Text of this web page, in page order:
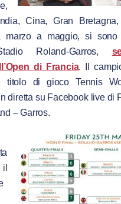
Cina, Gran
marzo a maggio, si
Roland-Garros,
di Francia. Il
titolo di gioco Tennis
diretta su Facebook live di
– Garros.